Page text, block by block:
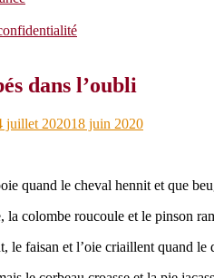
dans l’oubli
juillet 202018 juin 2020
quand le cheval hennit et que
la colombe roucoule et le pinson
le faisan et l’oie criaillent quand le